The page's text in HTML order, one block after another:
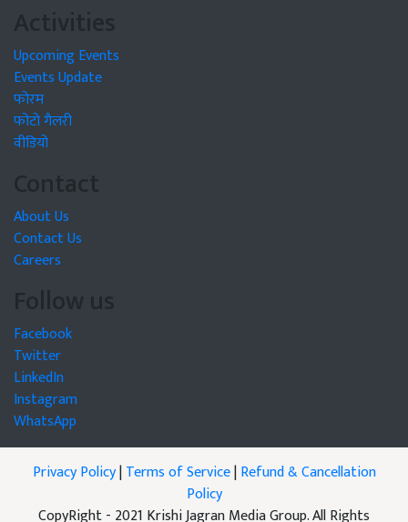
Activities
Upcoming Events
Events Update
फोरम
फोटो गैलरी
वीडियो
Contact
About Us
Contact Us
Careers
Follow us
Facebook
Twitter
LinkedIn
Instagram
WhatsApp
Privacy Policy|Terms of Service|Refund & Cancellation
Policy
CopyRight - 2021 Krishi Jagran Media Group. All Rights